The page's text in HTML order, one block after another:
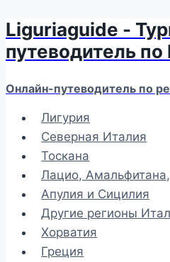
Перейти
к
содержимому
Liguriaguide -
путеводитель по
Онлайн-путеводитель по
Лигурия
Северная Италия
Тоскана
Лацио,
Апулия и Сицилия
Другие регионы
Хорватия
Греция